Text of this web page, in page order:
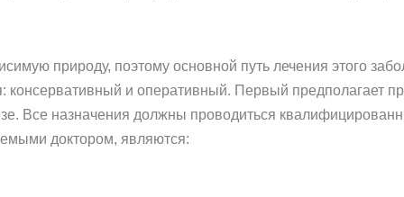
природу, поэтому основной путь лечения этого
консервативный и оперативный. Первый предполагает
Все назначения должны проводиться
доктором, являются: